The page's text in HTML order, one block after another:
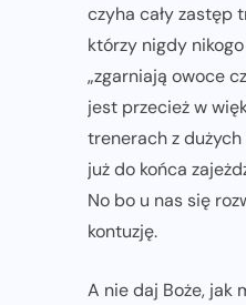
czyha cały zastęp
którzy nigdy
„zgarniają owoce
jest przecież w
trenerach z
już do końca
No bo u nas się
kontuzję.
A nie daj Boże, jak